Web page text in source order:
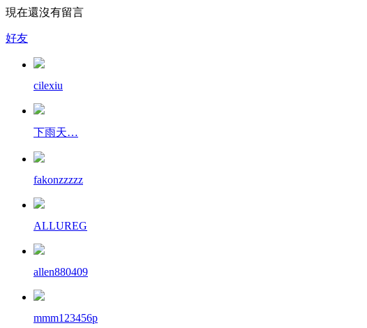
現在還沒有留言
好友
cilexiu
下雨天…
fakonzzzzz
ALLUREG
allen880409
mmm123456p